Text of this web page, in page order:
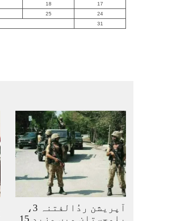
17
18
24
25
31
آپریشن ردُالفتنہ 3،
بلوچستان میں مزید 15